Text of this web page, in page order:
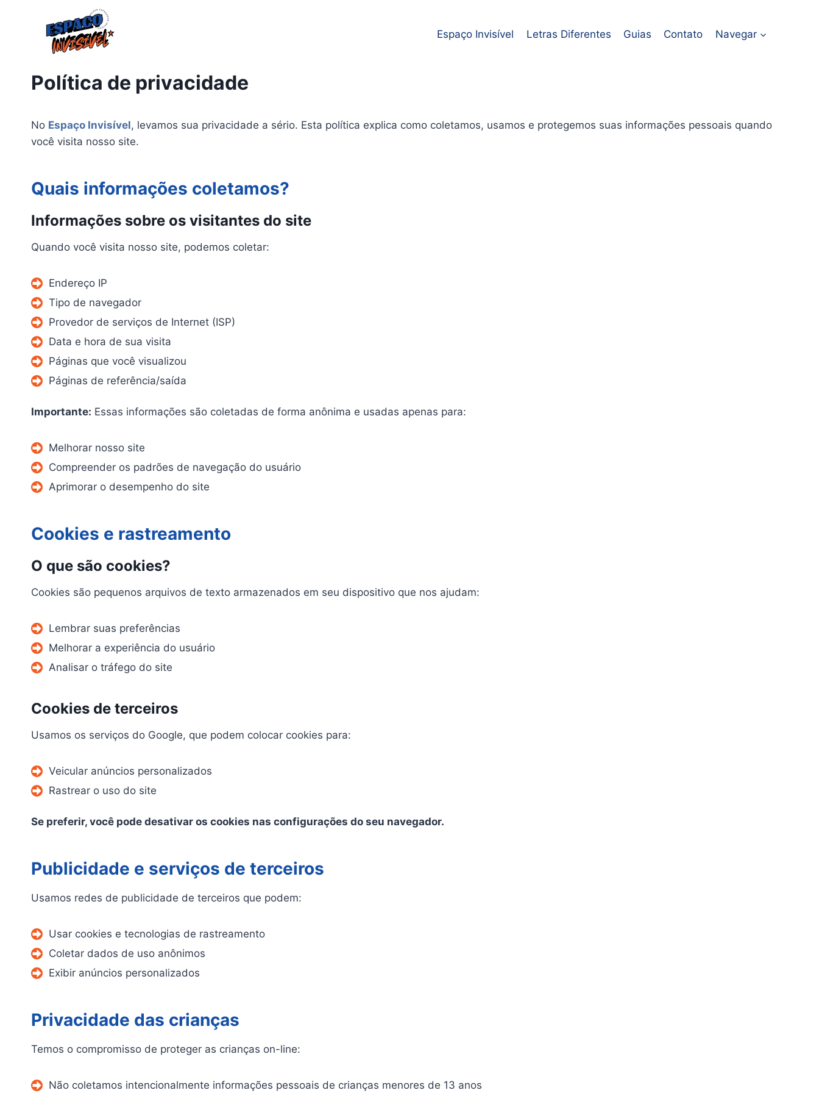
Espaço Invisível Letras Diferentes Guias Contato Navegar
Política de privacidade
No Espaço Invisível, levamos sua privacidade a sério. Esta política explica como coletamos, usamos e protegemos suas informações pessoais quando
você visita nosso site.
Quais informações coletamos?
Informações sobre os visitantes do site
Quando você visita nosso site, podemos coletar:
Endereço IP
Tipo de navegador
Provedor de serviços de Internet (ISP)
Data e hora de sua visita
Páginas que você visualizou
Páginas de referência/saída
Importante: Essas informações são coletadas de forma anônima e usadas apenas para:
Melhorar nosso site
Compreender os padrões de navegação do usuário
Aprimorar o desempenho do site
Cookies e rastreamento
O que são cookies?
Cookies são pequenos arquivos de texto armazenados em seu dispositivo que nos ajudam:
Lembrar suas preferências
Melhorar a experiência do usuário
Analisar o tráfego do site
Cookies de terceiros
Usamos os serviços do Google, que podem colocar cookies para:
Veicular anúncios personalizados
Rastrear o uso do site
Se preferir, você pode desativar os cookies nas configurações do seu navegador.
Publicidade e serviços de terceiros
Usamos redes de publicidade de terceiros que podem:
Usar cookies e tecnologias de rastreamento
Coletar dados de uso anônimos
Exibir anúncios personalizados
Privacidade das crianças
Temos o compromisso de proteger as crianças on-line:
Não coletamos intencionalmente informações pessoais de crianças menores de 13 anos